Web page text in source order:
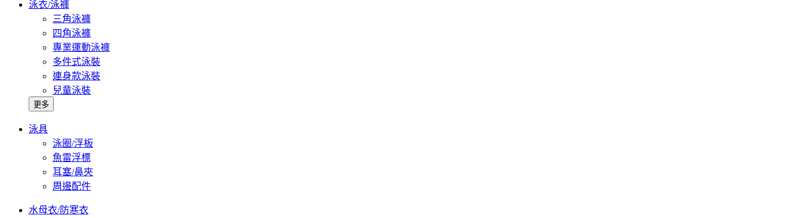
泳衣/泳褲
三角泳褲
四角泳褲
專業運動泳褲
多件式泳裝
連身款泳裝
兒童泳裝
更多
泳具
泳圈/浮板
魚雷浮標
耳塞/鼻夾
周邊配件
水母衣/防寒衣